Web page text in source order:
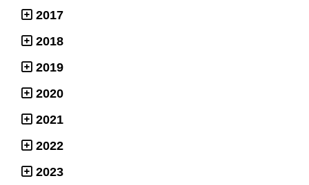
2017
2018
2019
2020
2021
2022
2023